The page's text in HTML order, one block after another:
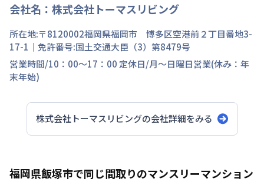
会社名： 株式会社トーマスリビング
所在地:〒8120002福岡県福岡市 博多区空港前２丁目番地3-
17-1 ｜免許番号:国土交通大臣（3）第8479号
営業時間/10：00～17：00 定休日/月～日曜日営業(休み：年
末年始)
株式会社トーマスリビングの会社詳細をみる
福岡県飯塚市で同じ間取りのマンスリーマンション